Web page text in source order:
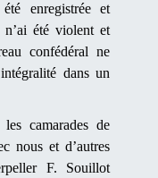
enregistrée et
n’ai été violent et
confédéral ne
dans un
camarades de
nous et d’autres
F. Souillot